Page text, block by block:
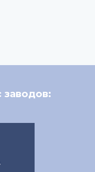
заводов: